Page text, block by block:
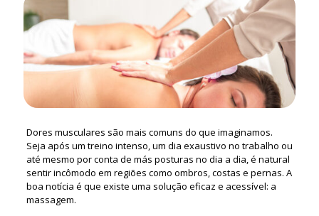
Dores musculares são mais comuns do que imaginamos.
Seja após um treino intenso, um dia exaustivo no trabalho ou
até mesmo por conta de más posturas no dia a dia, é natural
sentir incômodo em regiões como ombros, costas e pernas. A
boa notícia é que existe uma solução eficaz e acessível: a
massagem.